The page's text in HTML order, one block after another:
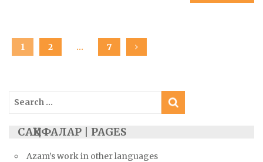
Posts
PAGE
1 PAGE
2 … PAGE
7
Search
for:
САҲИФАЛАР | PAGES
Azam’s work in other languages